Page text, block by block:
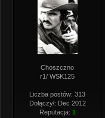
Choszczno
r1/ WSK125
Liczba postów: 313
Dołączył: Dec 2012
Reputacja: 1